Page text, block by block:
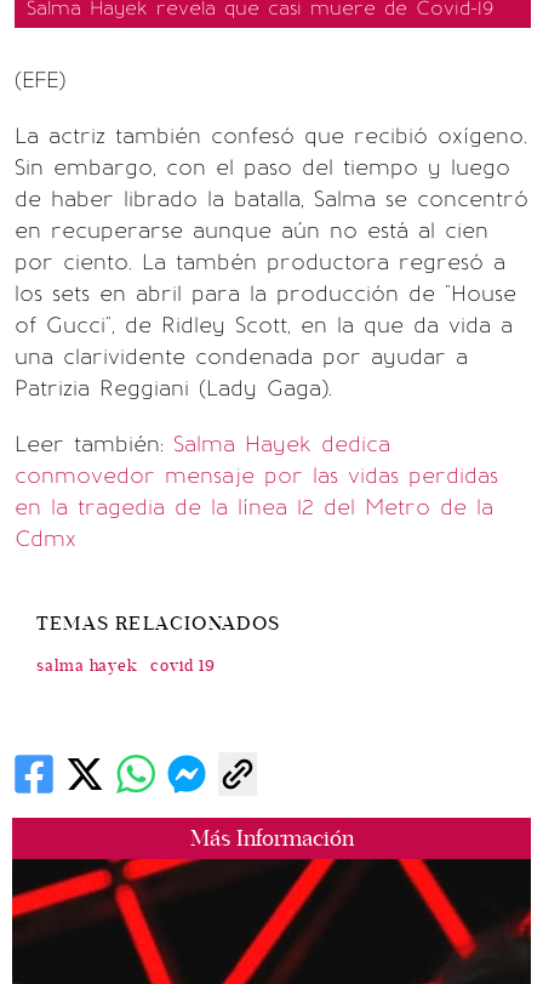
Más Información
Salma Hayek revela que casi muere de Covid-19
(EFE)
La actriz también confesó que recibió oxígeno.
Sin embargo, con el paso del tiempo y luego
de haber librado la batalla, Salma se concentró
en recuperarse aunque aún no está al cien
por ciento. La tambén productora regresó a
los sets en abril para la producción de "House
of Gucci", de Ridley Scott, en la que da vida a
una clarividente condenada por ayudar a
Patrizia Reggiani (Lady Gaga).
Leer también: Salma Hayek dedica
conmovedor mensaje por las vidas perdidas
en la tragedia de la línea 12 del Metro de la
Cdmx
TEMAS RELACIONADOS
salma hayek covid 19